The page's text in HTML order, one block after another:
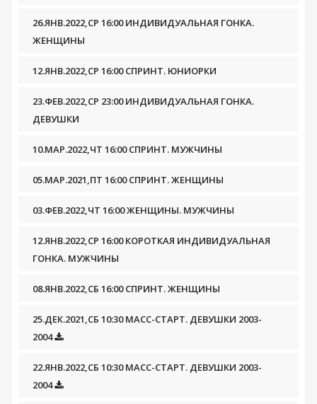
26.ЯНВ.2022,СР 16:00 ИНДИВИДУАЛЬНАЯ ГОНКА.
ЖЕНЩИНЫ
12.ЯНВ.2022,СР 16:00 СПРИНТ. ЮНИОРКИ
23.ФЕВ.2022,СР 23:00 ИНДИВИДУАЛЬНАЯ ГОНКА.
ДЕВУШКИ
10.МАР.2022,ЧТ 16:00 СПРИНТ. МУЖЧИНЫ
05.МАР.2021,ПТ 16:00 СПРИНТ. ЖЕНЩИНЫ
03.ФЕВ.2022,ЧТ 16:00 ЖЕНЩИНЫ. МУЖЧИНЫ
12.ЯНВ.2022,СР 16:00 КОРОТКАЯ ИНДИВИДУАЛЬНАЯ
ГОНКА. МУЖЧИНЫ
08.ЯНВ.2022,СБ 16:00 СПРИНТ. ЖЕНЩИНЫ
25.ДЕК.2021,СБ 10:30 МАСС-СТАРТ. ДЕВУШКИ 2003-
2004
22.ЯНВ.2022,СБ 10:30 МАСС-СТАРТ. ДЕВУШКИ 2003-
2004